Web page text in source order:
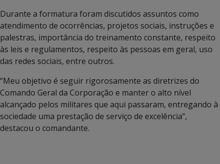
Durante a formatura foram discutidos assuntos como
atendimento de ocorrências, projetos sociais, instruções e
palestras, importância do treinamento constante, respeito
às leis e regulamentos, respeito às pessoas em geral, uso
das redes sociais, entre outros.
“Meu objetivo é seguir rigorosamente as diretrizes do
Comando Geral da Corporação e manter o alto nível
alcançado pelos militares que aqui passaram, entregando à
sociedade uma prestação de serviço de excelência”,
destacou o comandante.